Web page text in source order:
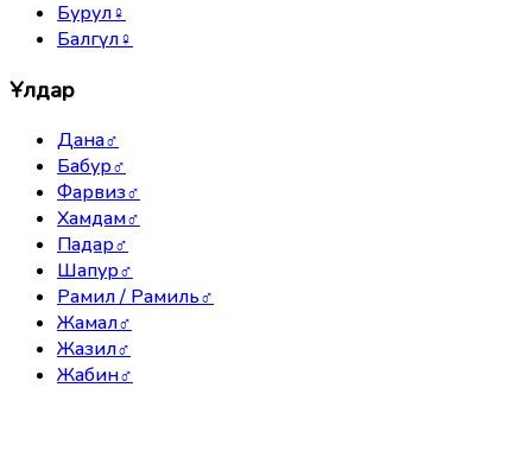
Бурул♀
Балгүл♀
Ұлдар
Дана♂
Бабур♂
Фарвиз♂
Хамдам♂
Падар♂
Шапур♂
Рамил / Рамиль♂
Жамал♂
Жазил♂
Жабин♂